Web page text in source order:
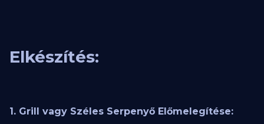
Elkészítés:
1. Grill vagy Széles Serpenyő Előmelegítése: